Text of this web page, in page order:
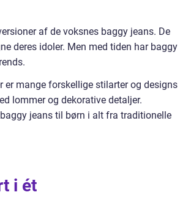
af de voksnes baggy jeans. De
deres idoler. Men med tiden har baggy
er mange forskellige stilarter og designs
lommer og dekorative detaljer.
jeans til børn i alt fra traditionelle
i ét